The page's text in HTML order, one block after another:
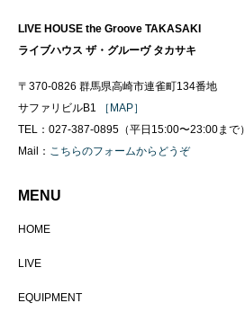
LIVE HOUSE the Groove TAKASAKI
ライブハウス ザ・グルーヴ タカサキ
〒370-0826 群馬県高崎市連雀町134番地
サファリビルB1
［MAP］
TEL：027-387-0895（平日15:00〜23:00まで）
Mail： こちらのフォームからどうぞ
MENU
HOME
LIVE
EQUIPMENT